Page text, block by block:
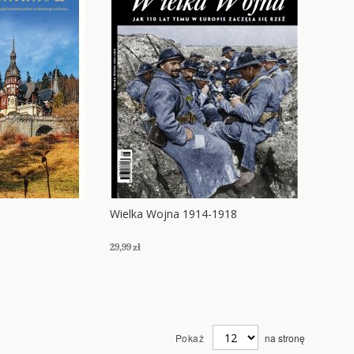
Wielka Wojna 1914-1918
29,99 zł
Pokaż na stronę